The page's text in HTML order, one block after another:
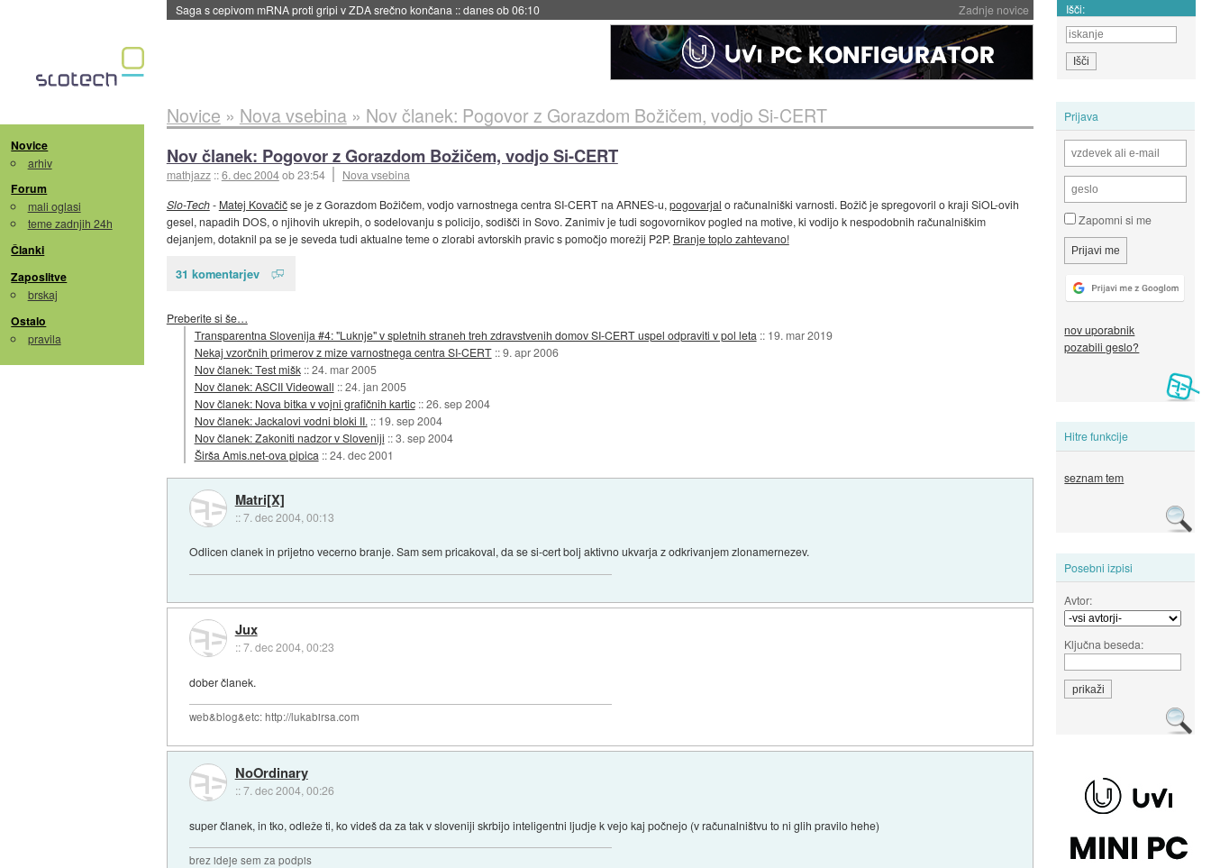
Zadnje novice
BMW v vozilih začel predvajati reklame::danes ob 06:09 Išči:
Novice
arhiv
Forum
mali oglasi
teme zadnjih 24h
Članki
Zaposlitve
brskaj
Ostalo
pravila
Prijava
Zapomni si me
nov uporabnik
pozabili geslo?
Hitre funkcije
seznam tem
Posebni izpisi
Avtor:
Ključna beseda:
Novice » Nova vsebina» Nov članek: Pogovor z Gorazdom Božičem, vodjo Si-CERT
Nov članek: Pogovor z Gorazdom Božičem, vodjo Si-CERT
mathjazz ::6. dec 2004ob 23:54
Nova vsebina
Slo-Tech- Matej Kovačičse je z Gorazdom Božičem, vodjo varnostnega centra SI-CERT na ARNES-u, pogovarjal o računalniški varnosti. Božič je spregovoril o kraji SiOL-ovih
gesel, napadih DOS, o njihovih ukrepih, o sodelovanju s policijo, sodišči in Sovo. Zanimiv je tudi sogovornikov pogled na motive, ki vodijo k nespodobnih računalniškim
dejanjem, dotaknil pa se je seveda tudi aktualne teme o zlorabi avtorskih pravic s pomočjo morežij P2P. Branje toplo zahtevano!
31 komentarjev
Preberite si še…
Transparentna Slovenija #4: "Luknje" v spletnih straneh treh zdravstvenih domov SI-CERT uspel odpraviti v pol leta :: 19. mar 2019
Nekaj vzorčnih primerov z mize varnostnega centra SI-CERT ::9. apr 2006
Nov članek: Test mišk ::24. mar 2005
Nov članek: ASCII Videowall ::24. jan 2005
Nov članek: Nova bitka v vojni grafičnih kartic ::26. sep 2004
Nov članek: Jackalovi vodni bloki II. :: 19. sep 2004
Nov članek: Zakoniti nadzor v Sloveniji ::3. sep 2004
Širša Amis.net-ova pipica ::24. dec 2001
Matri[X]
::7. dec 2004, 00:13
Odlicen clanek in prijetno vecerno branje. Sam sem pricakoval, da se si-cert bolj aktivno ukvarja z odkrivanjem zlonamernezev.
Jux
::7. dec 2004, 00:23
dober članek.
web&blog&etc: http://lukabirsa.com
NoOrdinary
::7. dec 2004, 00:26
super članek, in tko, odleže ti, ko videš da za tak v sloveniji skrbijo inteligentni ljudje k vejo kaj počnejo (v računalništvu to ni glih pravilo hehe)
brez ideje sem za podpis